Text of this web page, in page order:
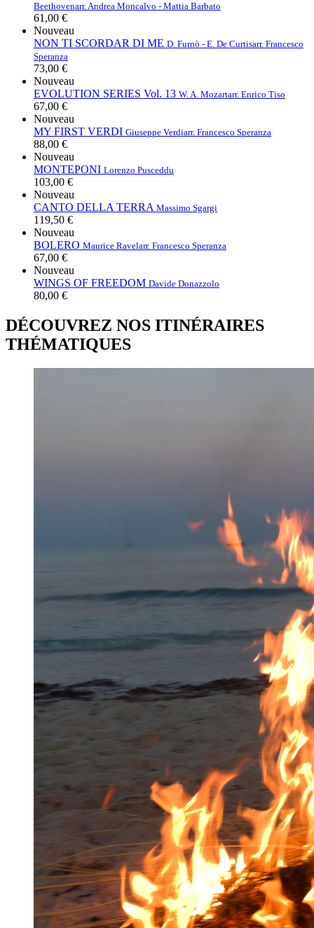
Beethovenarr. Andrea Moncalvo - Mattia Barbato
61,00 €
Nouveau
NON TI SCORDAR DI ME D. Furnò - E. De Curtisarr. Francesco
Speranza
73,00 €
Nouveau
EVOLUTION SERIES Vol. 13 W. A. Mozartarr. Enrico Tiso
67,00 €
Nouveau
MY FIRST VERDI Giuseppe Verdiarr. Francesco Speranza
88,00 €
Nouveau
MONTEPONI Lorenzo Pusceddu
103,00 €
Nouveau
CANTO DELLA TERRA Massimo Sgargi
119,50 €
Nouveau
BOLERO Maurice Ravelarr. Francesco Speranza
67,00 €
Nouveau
WINGS OF FREEDOM Davide Donazzolo
80,00 €
DÉCOUVREZ NOS ITINÉRAIRES
THÉMATIQUES